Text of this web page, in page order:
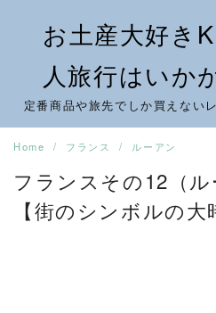
content
お土産大好き
人旅行はいか
定番商品や旅先でしか買えない
Home フランス ルーアン
フランスその12（
【街のシンボルの大